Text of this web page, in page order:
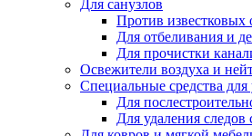
Для санузлов
Против
Для отбеливания и
Для прочистки
Освежители воздуха и
Специальные средства для
Для
Для удаления